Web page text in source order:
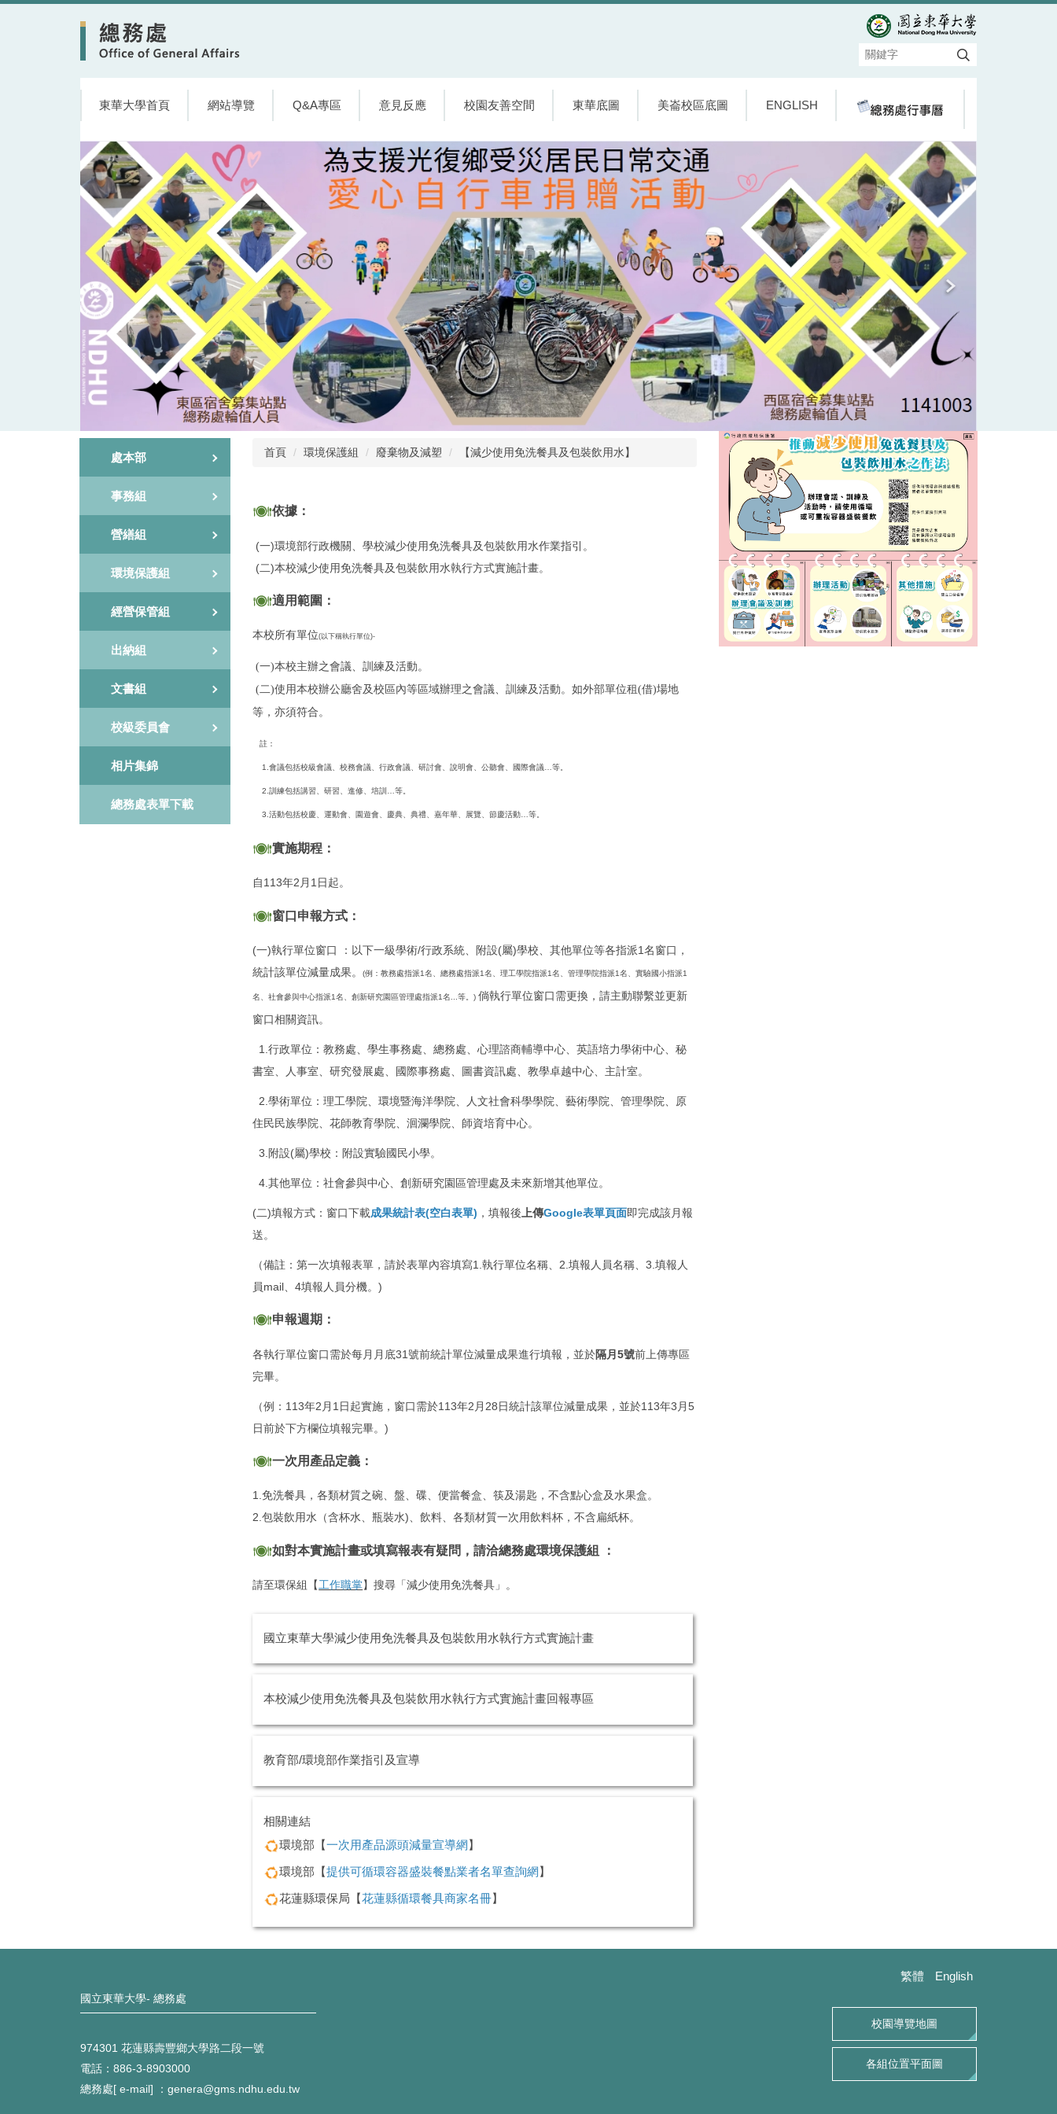
東華大學首頁 網站導覽 Q&A專區 意見反應 校園友善空間 東華底圖 美崙校區底圖 ENGLISH
處本部
事務組
營繕組
環境保護組
經營保管組
出納組
文書組
校級委員會
相片集錦
總務處表單下載
首頁 環境保護組 廢棄物及減塑 【減少使用免洗餐具及包裝飲用水】
依據：
(一)環境部行政機關、學校減少使用免洗餐具及包裝飲用水作業指引。
(二)本校減少使用免洗餐具及包裝飲用水執行方式實施計畫。
適用範圍：
本校所有單位(以下稱執行單位)-
(一)本校主辦之會議、訓練及活動。
(二)使用本校辦公廳舍及校區內等區域辦理之會議、訓練及活動。如外部單位租(借)場地
等，亦須符合。
註：
1.會議包括校級會議、校務會議、行政會議、研討會、說明會、公聽會、國際會議…等。
2.訓練包括講習、研習、進修、培訓…等。
3.活動包括校慶、運動會、園遊會、慶典、典禮、嘉年華、展覽、節慶活動…等。
實施期程：
自113年2月1日起。
窗口申報方式：
(一)執行單位窗口 ：以下一級學術/行政系統、附設(屬)學校、其他單位等各指派1名窗口，
統計該單位減量成果。(例：教務處指派1名、總務處指派1名、理工學院指派1名、管理學院指派1名、實驗國小指派1
名、社會參與中心指派1名、創新研究園區管理處指派1名...等。)倘執行單位窗口需更換，請主動聯繫並更新
窗口相關資訊。
1.行政單位：教務處、學生事務處、總務處、心理諮商輔導中心、英語培力學術中心、秘
書室、人事室、研究發展處、國際事務處、圖書資訊處、教學卓越中心、主計室。
2.學術單位：理工學院、環境暨海洋學院、人文社會科學學院、藝術學院、管理學院、原
住民民族學院、花師教育學院、洄瀾學院、師資培育中心。
3.附設(屬)學校：附設實驗國民小學。
4.其他單位：社會參與中心、創新研究園區管理處及未來新增其他單位。
(二)填報方式：窗口下載成果統計表(空白表單) ，填報後 上傳Google表單頁面即完成該月報
送。
（備註：第一次填報表單，請於表單內容填寫1.執行單位名稱、2.填報人員名稱、3.填報人
員mail、4填報人員分機。)
申報週期：
各執行單位窗口需於每月月底31號前統計單位減量成果進行填報，並於隔月5號前上傳專區
完畢。
（例：113年2月1日起實施，窗口需於113年2月28日統計該單位減量成果，並於113年3月5
日前於下方欄位填報完畢。)
一次用產品定義：
1.免洗餐具，各類材質之碗、盤、碟、便當餐盒、筷及湯匙，不含點心盒及水果盒。
2.包裝飲用水（含杯水、瓶裝水)、飲料、各類材質一次用飲料杯，不含扁紙杯。
如對本實施計畫或填寫報表有疑問，請洽總務處環境保護組 ：
請至環保組【工作職掌】搜尋「減少使用免洗餐具」。
國立東華大學減少使用免洗餐具及包裝飲用水執行方式實施計畫
本校減少使用免洗餐具及包裝飲用水執行方式實施計畫回報專區
教育部/環境部作業指引及宣導
相關連結
環境部【一次用產品源頭減量宣導網】
環境部【提供可循環容器盛裝餐點業者名單查詢網】
花蓮縣環保局【花蓮縣循環餐具商家名冊】
繁體 English
國立東華大學- 總務處
974301 花蓮縣壽豐鄉大學路二段一號
電話：886-3-8903000
總務處[ e-mail] ：genera@gms.ndhu.edu.tw
校園導覽地圖
各組位置平面圖